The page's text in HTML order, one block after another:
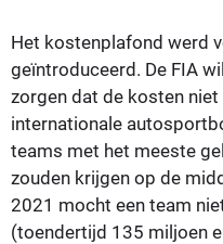
Het kostenplafond werd
geïntroduceerd. De FIA
zorgen dat de kosten niet
internationale
teams met het meeste
zouden krijgen op de
2021 mocht een team
(toendertijd 135 miljoen